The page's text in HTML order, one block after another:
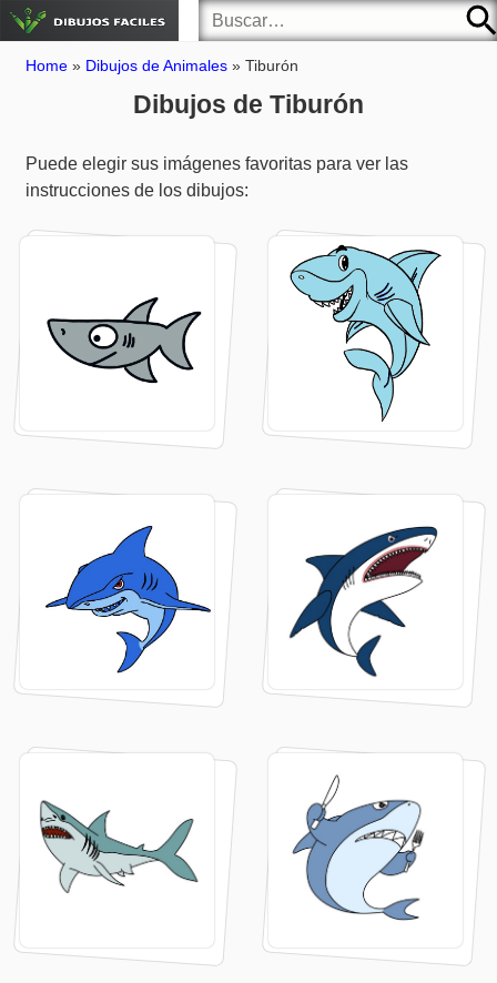
Home » Dibujos de Animales »Tiburón
Dibujos de Tiburón
Puede elegir sus imágenes favoritas para ver las
instrucciones de los dibujos: